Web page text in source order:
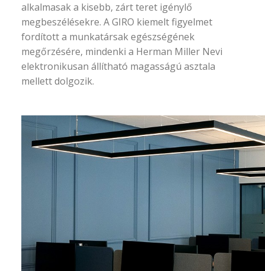
alkalmasak a kisebb, zárt teret igénylő
megbeszélésekre. A GIRO kiemelt figyelmet
fordított a munkatársak egészségének
megőrzésére, mindenki a Herman Miller Nevi
elektronikusan állítható magasságú asztala
mellett dolgozik.